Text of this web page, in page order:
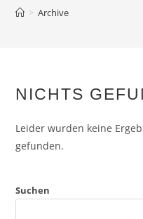
> Archive
NICHTS
Leider wurden keine
gefunden.
Suchen